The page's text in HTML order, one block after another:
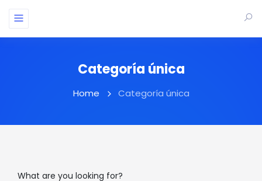
Categoría única
Home Categoría única
What are you looking for?